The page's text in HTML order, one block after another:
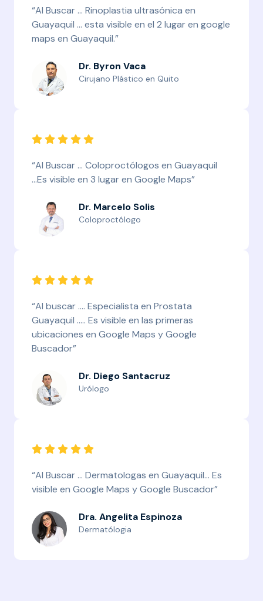
“Al Buscar ... Rinoplastia ultrasónica en
Guayaquil ... esta visible en el 2 lugar en google
maps en Guayaquil.”
Dr. Byron Vaca
Cirujano Plástico en Quito
“Al Buscar ... Coloproctólogos en Guayaquil
...Es visible en 3 lugar en Google Maps”
Dr. Marcelo Solis
Coloproctólogo
“Al buscar .... Especialista en Prostata
Guayaquil ..... Es visible en las primeras
ubicaciones en Google Maps y Google
Buscador”
Dr. Diego Santacruz
Urólogo
“Al Buscar ... Dermatologas en Guayaquil... Es
visible en Google Maps y Google Buscador”
Dra. Angelita Espinoza
Dermatólogia